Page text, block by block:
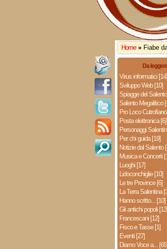
Home » Fiabe
Da
Virus informatici [14]
Sviluppo Web [10]
Spiagge del
Salento Megalitico
Pro Loco
Posta elettronica [6]
Personaggi
Per chi guida [19]
Notizie dal Salento
Musica e Concerti
Luoghi [17]
Lidoconchiglie [10]
Le tre Province [6]
La Terra Salentina
Hanno scritto... [10]
Gli antichi popoli [13]
Francescani [12]
Fisco e Tasse [1]
Eventi [27]
Diamo Voce a... [65]